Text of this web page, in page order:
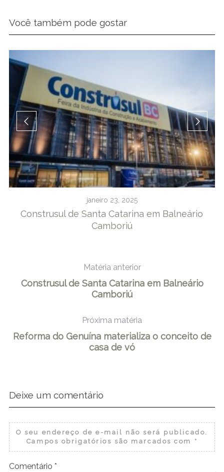
Você também pode gostar
janeiro 23, 2025
Construsul de Santa Catarina em Balneário
Camboriú
Matéria anterior
Construsul de Santa Catarina em Balneário
Camboriú
Próxima matéria
Reforma do Genuína materializa o conceito de
casa de vó
Deixe um comentário
O seu endereço de e-mail não será publicado.
Campos obrigatórios são marcados com *
Comentário *